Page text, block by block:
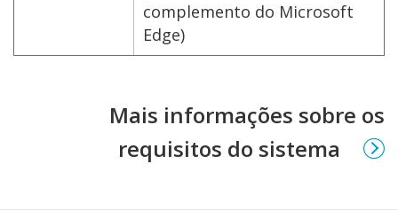
complemento do Microsoft
Edge)
Mais informações sobre os
requisitos do sistema